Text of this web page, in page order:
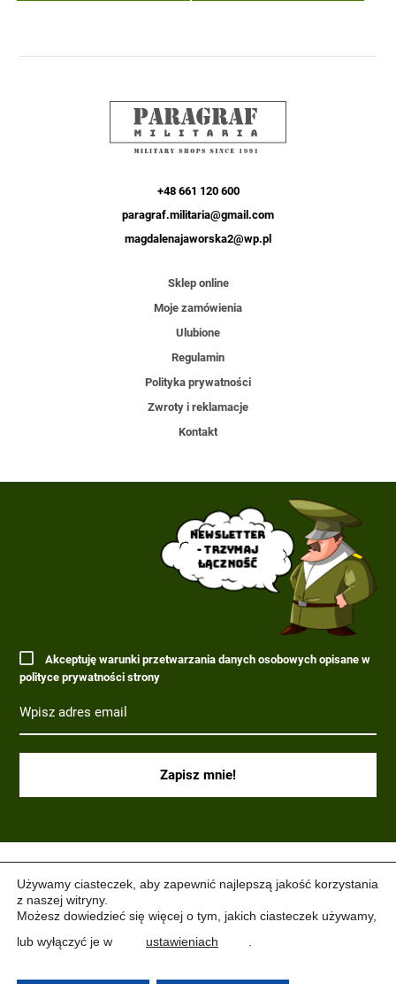
+48 661 120 600
paragraf.militaria@gmail.com
magdalenajaworska2@wp.pl
Sklep online
Moje zamówienia
Ulubione
Regulamin
Polityka prywatności
Zwroty i reklamacje
Kontakt
Akceptuję warunki przetwarzania danych osobowych opisane w
polityce prywatności strony
Newsletter
- trzymaj
łączność
Używamy ciasteczek, aby zapewnić najlepszą jakość korzystania
z naszej witryny.
Możesz dowiedzieć się więcej o tym, jakich ciasteczek używamy,
lub wyłączyć je w
ustawieniach